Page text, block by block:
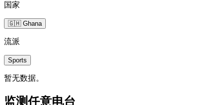
国家
🇬🇭 Ghana
流派
Sports
暂无数据。
监测任意电台